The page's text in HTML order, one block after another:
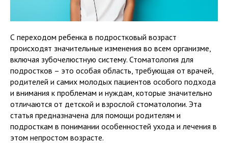
С переходом ребенка в подростковый возраст
происходят значительные изменения во всем организме,
включая зубочелюстную систему. Стоматология для
подростков – это особая область, требующая от врачей,
родителей и самих молодых пациентов особого подхода
и внимания к проблемам и нуждам, которые значительно
отличаются от детской и взрослой стоматологии. Эта
статья предназначена для помощи родителям и
подросткам в понимании особенностей ухода и лечения в
этом непростом возрасте.